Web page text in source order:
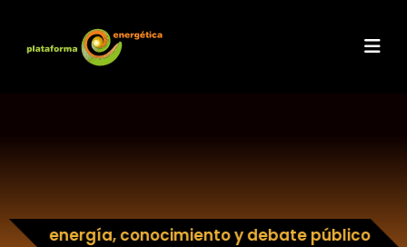
energía, conocimiento y debate público